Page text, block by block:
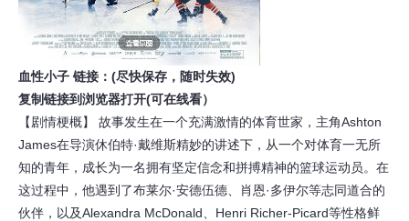
血性小子 链接：(尽快保存，随时失效)
复制链接到浏览器打开(可在线看）
【剧情梗概】 故事发生在一个充满激情的体育世家，主角Ashton
James在导演休伯特·戴维斯精妙的讲述下，从一个对体育一无所
知的青年，成长为一名拥有坚定信念和拼搏精神的篮球运动员。在
这过程中，他遇到了布莱尔·安德伍德、肖恩·多伊尔等志同道合的
伙伴，以及Alexandra McDonald、Henri Richer-Picard等性格鲜